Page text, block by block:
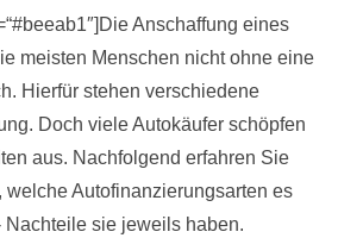
Anschaffung eines
meisten Menschen nicht ohne eine
Hierfür stehen verschiedene
Doch viele Autokäufer schöpfen
aus. Nachfolgend erfahren Sie
, welche Autofinanzierungsarten es
Nachteile sie jeweils haben.